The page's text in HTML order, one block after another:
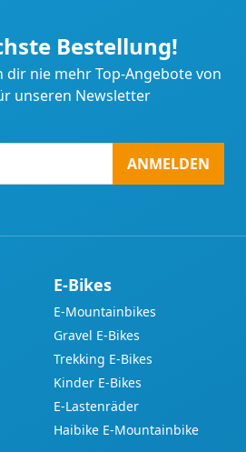
Bestellung!
nie mehr Top-Angebote von
unseren Newsletter
ANMELDEN
E-Bikes
E-Mountainbikes
Gravel E-Bikes
Trekking E-Bikes
Kinder E-Bikes
E-Lastenräder
Haibike E-Mountainbike